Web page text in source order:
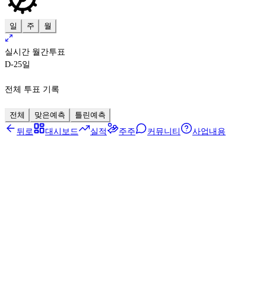
일 주 월
실시간 월간투표
D-25일
전체 투표 기록
전체 맞은예측
틀린예측
뒤로
대시보드 실적 주주 커뮤니티 사업내용